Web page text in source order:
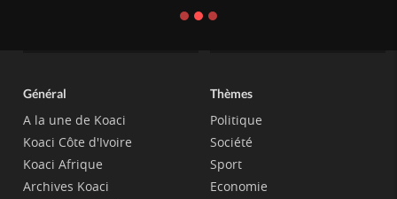
Général
A la une de Koaci
Koaci Côte d'Ivoire
Koaci Afrique
Archives Koaci
Thèmes
Politique
Société
Sport
Economie